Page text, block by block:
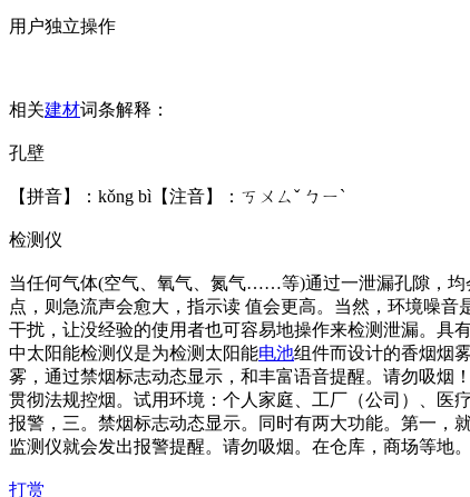
用户独立操作
相关建材词条解释：
孔壁
【拼音】：kǒng bì【注音】：ㄎㄨㄙˇ ㄅㄧˋ
检测仪
当任何气体(空气、氧气、氮气……等)通过一泄漏孔隙，均
点，则急流声会愈大，指示读 值会更高。当然，环境噪
干扰，让没经验的使用者也可容易地操作来检测泄漏。具
中太阳能检测仪是为检测太阳能电池组件而设计的香烟烟雾
雾，通过禁烟标志动态显示，和丰富语音提醒。请勿吸烟
贯彻法规控烟。试用环境：个人家庭、工厂（公司）、医
报警，三。禁烟标志动态显示。同时有两大功能。第一，
监测仪就会发出报警提醒。请勿吸烟。在仓库，商场等地
打赏